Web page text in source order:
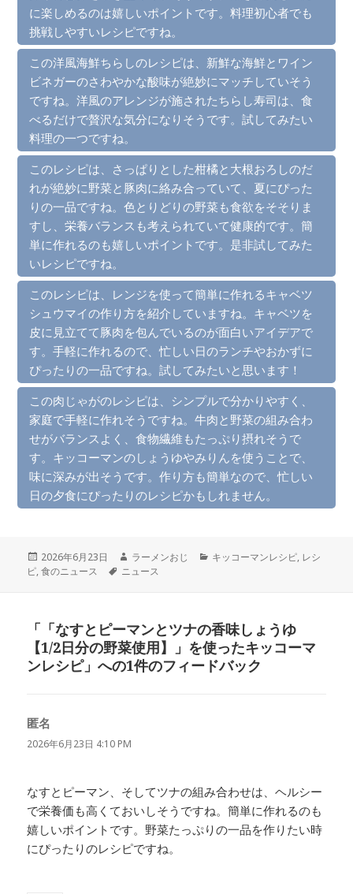
に楽しめるのは嬉しいポイントです。料理初心者でも
挑戦しやすいレシピですね。
この洋風海鮮ちらしのレシピは、新鮮な海鮮とワイン
ビネガーのさわやかな酸味が絶妙にマッチしていそう
ですね。洋風のアレンジが施されたちらし寿司は、食
べるだけで贅沢な気分になりそうです。試してみたい
料理の一つですね。
このレシピは、さっぱりとした柑橘と大根おろしのだ
れが絶妙に野菜と豚肉に絡み合っていて、夏にぴった
りの一品ですね。色とりどりの野菜も食欲をそそりま
すし、栄養バランスも考えられていて健康的です。簡
単に作れるのも嬉しいポイントです。是非試してみた
いレシピですね。
このレシピは、レンジを使って簡単に作れるキャベツ
シュウマイの作り方を紹介していますね。キャベツを
皮に見立てて豚肉を包んでいるのが面白いアイデアで
す。手軽に作れるので、忙しい日のランチやおかずに
ぴったりの一品ですね。試してみたいと思います！
この肉じゃがのレシピは、シンプルで分かりやすく、
家庭で手軽に作れそうですね。牛肉と野菜の組み合わ
せがバランスよく、食物繊維もたっぷり摂れそうで
す。キッコーマンのしょうゆやみりんを使うことで、
味に深みが出そうです。作り方も簡単なので、忙しい
日の夕食にぴったりのレシピかもしれません。
投
稿
2026年6月23日
作
成
ラーメンおじ
カ
キッコーマンレシピ, レシ
ピ,食のニュース
タ
ニュース
「「なすとピーマンとツナの香味しょうゆ
【1/2日分の野菜使用】」を使ったキッコーマ
ンレシピ」への1件のフィードバック
匿名
り:
2026年6月23日 4:10 PM
なすとピーマン、そしてツナの組み合わせは、ヘルシー
で栄養価も高くておいしそうですね。簡単に作れるのも
嬉しいポイントです。野菜たっぷりの一品を作りたい時
にぴったりのレシピですね。